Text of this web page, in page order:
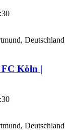
Deutschland
Köln |
Deutschland